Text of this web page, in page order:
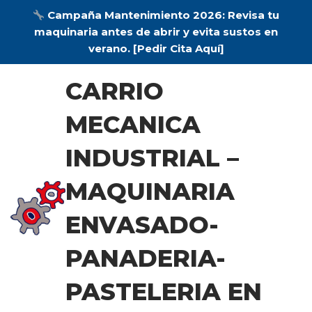
Campaña Mantenimiento 2026: Revisa tu
maquinaria antes de abrir y evita sustos en
verano. [Pedir Cita Aquí]
CARRIO
MECANICA
INDUSTRIAL –
MAQUINARIA
ENVASADO-
PANADERIA-
PASTELERIA EN